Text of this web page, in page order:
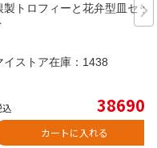
製トロフィーと花弁型皿セッ
イストア在庫： 1438
38690
カートに入れる